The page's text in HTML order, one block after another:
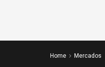
Home Mercados